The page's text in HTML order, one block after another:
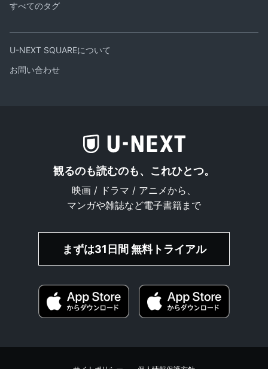
すべてのタグ
U-NEXT SQUAREについて
お問い合わせ
観るのも読むのも、これひとつ。
映画 / ドラマ / アニメから、
マンガや雑誌など電子書籍まで
まずは31日間 無料トライアル